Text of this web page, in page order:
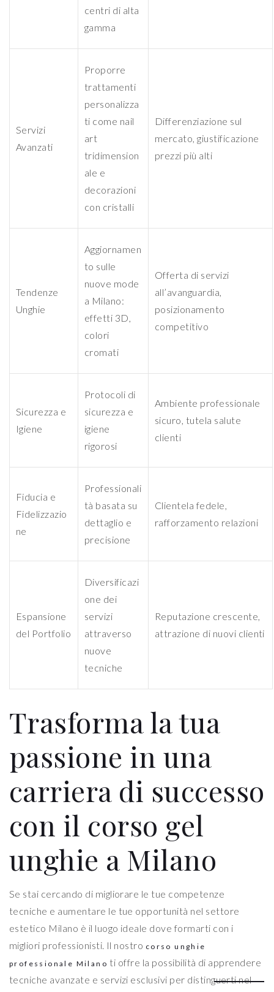
centri di alta
gamma
Servizi
Avanzati
Proporre
trattamenti
personalizza
ti come nail
art
tridimension
ale e
decorazioni
con cristalli
Differenziazione sul
mercato, giustificazione
prezzi più alti
Tendenze
Unghie
Aggiornamen
to sulle
nuove mode
a Milano:
effetti 3D,
colori
cromati
Offerta di servizi
all’avanguardia,
posizionamento
competitivo
Sicurezza e
Igiene
Protocoli di
sicurezza e
igiene
rigorosi
Ambiente professionale
sicuro, tutela salute
clienti
Fiducia e
Fidelizzazio
ne
Professionali
tà basata su
dettaglio e
precisione
Clientela fedele,
rafforzamento relazioni
Espansione
del Portfolio
Diversificazi
one dei
servizi
attraverso
nuove
tecniche
Reputazione crescente,
attrazione di nuovi clienti
Trasforma la tua
passione in una
carriera di successo
con il corso gel
unghie a Milano
Se stai cercando di migliorare le tue competenze
tecniche e aumentare le tue opportunità nel settore
estetico Milano è il luogo ideale dove formarti con i
migliori professionisti. Il nostro corso unghie
professionale Milano ti offre la possibilità di apprendere
tecniche avanzate e servizi esclusivi per distinguerti nel